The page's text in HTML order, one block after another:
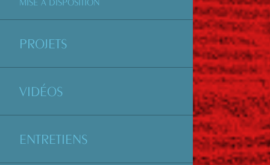
PROJETS
VIDÉOS
ENTRETIENS